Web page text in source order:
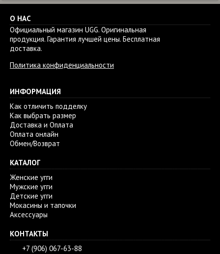
О НАС
Официальный магазин UGG. Оригинальная
продукция. Гарантия лучшей цены. Бесплатная
доставка.
Политика конфиденциальности
ИНФОРМАЦИЯ
Как отличить подделку
Как выбрать размер
Доставка и Оплата
Оплата онлайн
Обмен/Возврат
КАТАЛОГ
Женские угги
Мужские угги
Детские угги
Мокасины и тапочки
Аксессуары
КОНТАКТЫ
+7 (906) 067-63-88